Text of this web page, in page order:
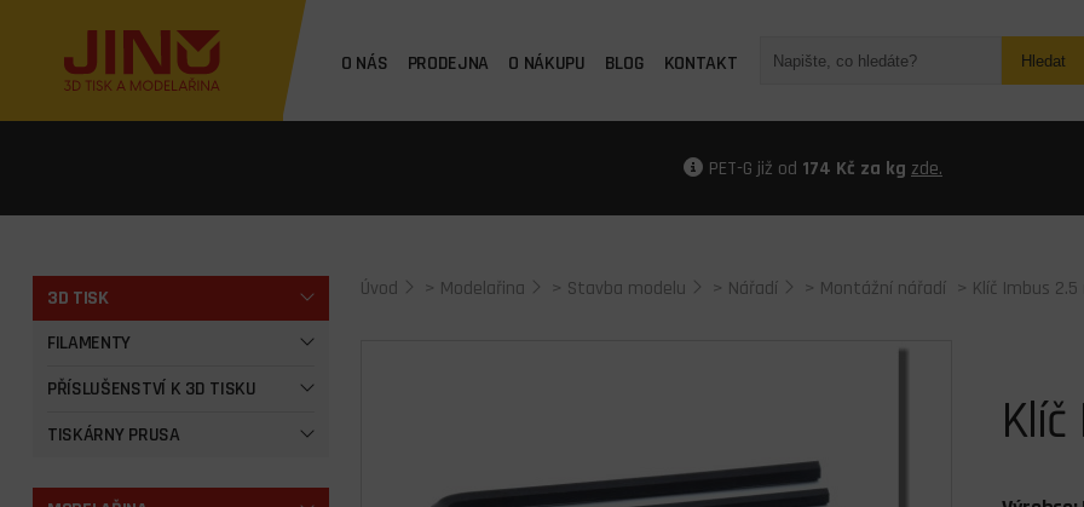
O NÁS PRODEJNA O NÁKUPU BLOG KONTAKT Hledat
PET-G již od 174 Kč za kg zde.
3D TISK
FILAMENTY
PŘÍSLUŠENSTVÍ K 3D TISKU
TISKÁRNY PRUSA
Úvod > Modelařina > Stavba modelu > Nářadí > Montážní nářadí > Klíč Imbus